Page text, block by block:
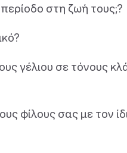
στη ζωή τους;?
γέλιου σε τόνους
φίλους σας με τον